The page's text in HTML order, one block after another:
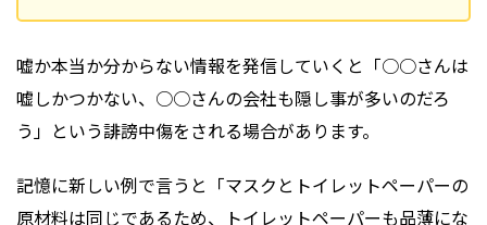
嘘か本当か分からない情報を発信していくと「○○さんは
嘘しかつかない、○○さんの会社も隠し事が多いのだろ
う」という誹謗中傷をされる場合があります。
記憶に新しい例で言うと「マスクとトイレットペーパーの
原材料は同じであるため、トイレットペーパーも品薄にな